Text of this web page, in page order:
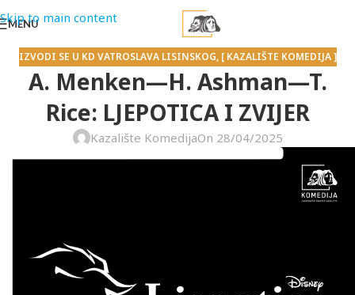
Skip to main content
MENU
IZVODI SE U KD VATROSLAVA LISINSKOG, [ KAZALIŠTE KOMEDIJA ]
A. Menken—H. Ashman—T.
Rice: LJEPOTICA I ZVIJER
Kazalište KomedijaOn 28/04/2025